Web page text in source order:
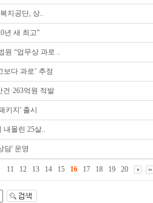
지공단, 상..
년 새 최고"
원 “업무상 과로 ..
보다 과로’ 추정
·263억원 적발
키지' 출시
몰린 25살..
담' 운영
11 12 13 14 15 16 17 18 19 20